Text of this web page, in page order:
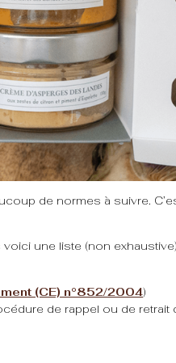
de normes à suivre.
une liste (non
(CE) n°852/2004)
de rappel ou de retrait